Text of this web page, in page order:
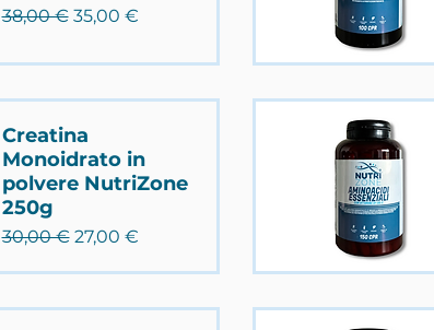
Prezzo regolare
38,00 € Prezzo scontato
35,00 €
Creatina
Monoidrato in
polvere NutriZone
250g
Prezzo regolare
30,00 € Prezzo scontato
27,00 €